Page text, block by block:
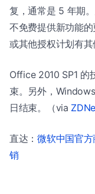
复，通常是 5 年期
不免费提供新功能
或其他授权计划有其
Office 2010 SP1 的
束。另外，
日结束。（via
直达：微软中国官
销